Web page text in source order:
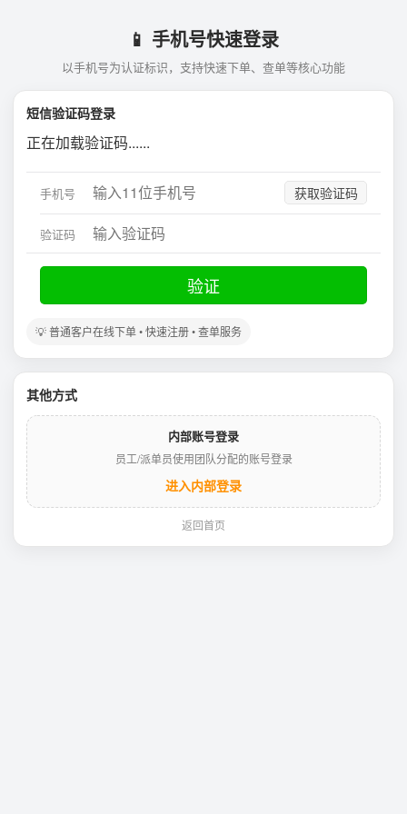
📱 手机号快速登录
以手机号为认证标识，支持快速下单、查单等核心功能
短信验证码登录
正在加载验证码......
手机号 获取验证码
验证码
验证
💡 普通客户在线下单 • 快速注册 • 查单服务
其他方式
内部账号登录
员工/派单员使用团队分配的账号登录
进入内部登录
返回首页